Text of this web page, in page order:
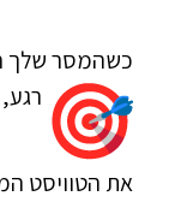
כשהמסר שלך
את הטוויסט